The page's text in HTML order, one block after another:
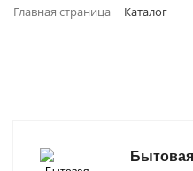
ИНТЕРЬЕР
КРЕПЕЖ И СКОБЯНЫЕ
Главная страница Каталог